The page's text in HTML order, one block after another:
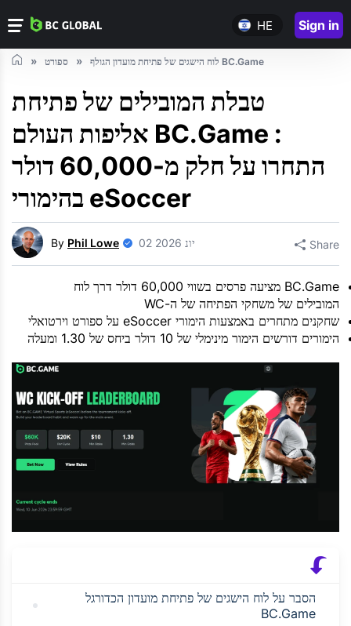
HE Sign in
ספורט לוח הישגים של פתיחת מועדון הגולף BC.Game
טבלת המובילים של פתיחת
אליפות העולם BC.Game :
התחרו על חלק מ-60,000 דולר
בהימורי eSoccer
By Phil Lowe 02 יונ 2026 Share
BC.Game מציעה פרסים בשווי 60,000 דולר דרך לוח
המובילים של משחקי הפתיחה של ה-WC
שחקנים מתחרים באמצעות הימורי eSoccer על ספורט וירטואלי
הימורים דורשים הימור מינימלי של 10 דולר ביחס של 1.30 ומעלה
הסבר על לוח הישגים של פתיחת מועדון הכדורגל
BC.Game